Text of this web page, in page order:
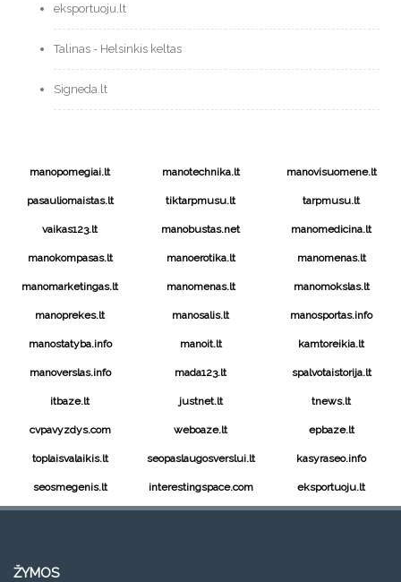
eksportuoju.lt
Talinas - Helsinkis keltas
Signeda.lt
manopomegiai.lt manotechnika.lt manovisuomene.lt
pasauliomaistas.lt tiktarpmusu.lt tarpmusu.lt
vaikas123.lt manobustas.net manomedicina.lt
manokompasas.lt manoerotika.lt manomenas.lt
manomarketingas.lt manomenas.lt manomokslas.lt
manoprekes.lt manosalis.lt manosportas.info
manostatyba.info manoit.lt kamtoreikia.lt
manoverslas.info mada123.lt spalvotaistorija.lt
itbaze.lt justnet.lt tnews.lt
cvpavyzdys.com weboaze.lt epbaze.lt
toplaisvalaikis.lt seopaslaugosverslui.lt kasyraseo.info
seosmegenis.lt interestingspace.com eksportuoju.lt
ŽYMOS